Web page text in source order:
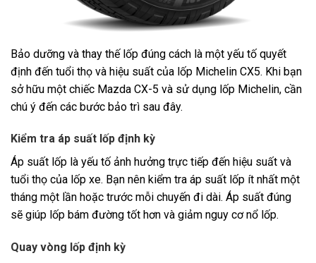
Bảo dưỡng và thay thế lốp đúng cách là một yếu tố quyết
định đến tuổi thọ và hiệu suất của lốp Michelin CX5. Khi bạn
sở hữu một chiếc Mazda CX-5 và sử dụng lốp Michelin, cần
chú ý đến các bước bảo trì sau đây.
Kiểm tra áp suất lốp định kỳ
Áp suất lốp là yếu tố ảnh hưởng trực tiếp đến hiệu suất và
tuổi thọ của lốp xe. Bạn nên kiểm tra áp suất lốp ít nhất một
tháng một lần hoặc trước mỗi chuyến đi dài. Áp suất đúng
sẽ giúp lốp bám đường tốt hơn và giảm nguy cơ nổ lốp.
Quay vòng lốp định kỳ